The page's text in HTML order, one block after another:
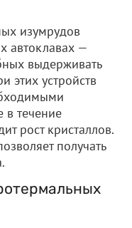
изумрудов
автоклавах —
выдерживать
этих устройств
в течение
рост кристаллов.
получать